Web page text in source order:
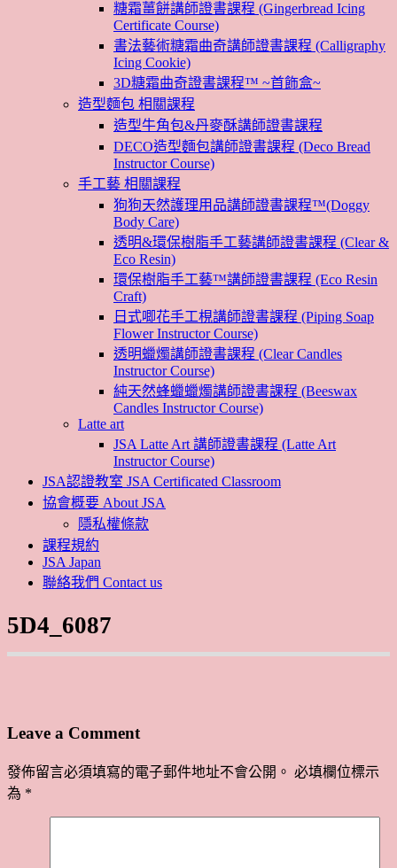
糖霜薑餅講師證書課程 (Gingerbread Icing
Certificate Course)
書法藝術糖霜曲奇講師證書課程 (Calligraphy
Icing Cookie)
3D糖霜曲奇證書課程™ ~首飾盒~
造型麵包 相關課程
造型牛角包&丹麥酥講師證書課程
DECO造型麵包講師證書課程 (Deco Bread
Instructor Course)
手工藝 相關課程
狗狗天然護理用品講師證書課程™(Doggy
Body Care)
透明&環保樹脂手工藝講師證書課程 (Clear &
Eco Resin)
環保樹脂手工藝™講師證書課程 (Eco Resin
Craft)
日式唧花手工梘講師證書課程 (Piping Soap
Flower Instructor Course)
透明蠟燭講師證書課程 (Clear Candles
Instructor Course)
純天然蜂蠟蠟燭講師證書課程 (Beeswax
Candles Instructor Course)
Latte art
JSA Latte Art 講師證書課程 (Latte Art
Instructor Course)
JSA認證教室 JSA Certificated Classroom
協會概要 About JSA
隱私權條款
課程規約
JSA Japan
聯絡我們 Contact us
5D4_6087
Leave a Comment
發佈留言必須填寫的電子郵件地址不會公開。 必填欄位標示
為 *